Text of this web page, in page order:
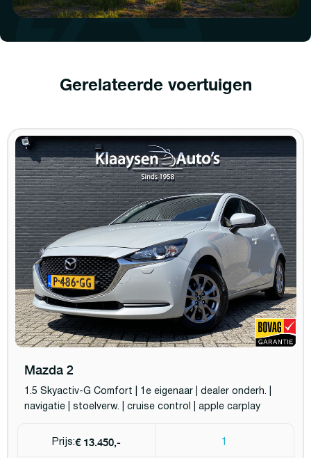
Gerelateerde voertuigen
Mazda 2
1.5 Skyactiv-G Comfort | 1e eigenaar | dealer onderh. |
navigatie | stoelverw. | cruise control | apple carplay
Prijs:€ 13.450,- 1